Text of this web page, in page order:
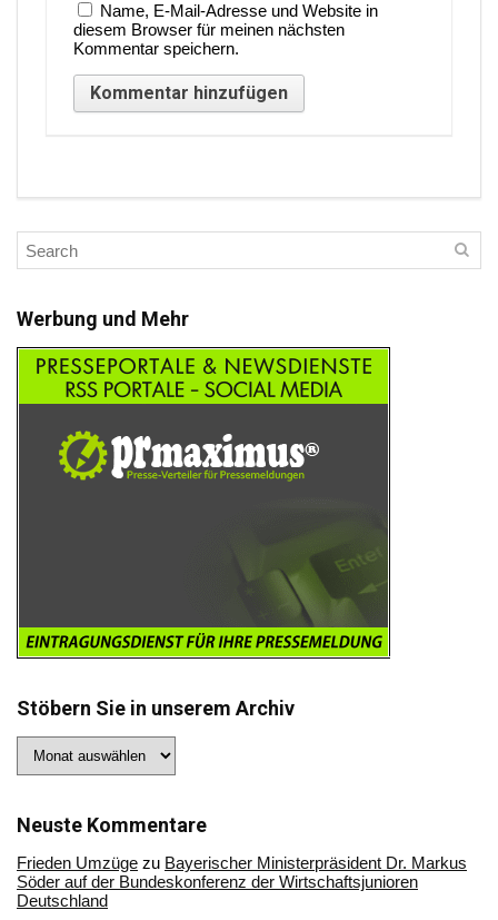
Name, E-Mail-Adresse und Website in
diesem Browser für meinen nächsten
Kommentar speichern.
Werbung und Mehr
Stöbern Sie in unserem Archiv
Sie
Archiv
Neuste Kommentare
Frieden Umzüge zu Bayerischer Ministerpräsident Dr. Markus
Söder auf der Bundeskonferenz der Wirtschaftsjunioren
Deutschland